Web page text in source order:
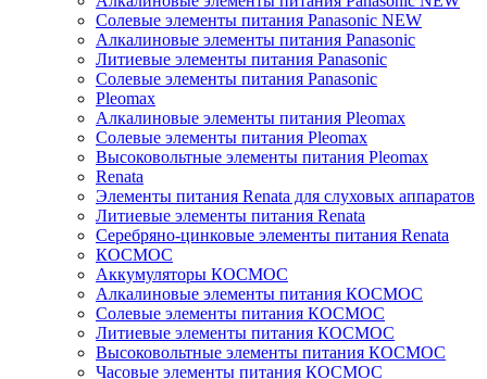
Солевые элементы питания Panasonic NEW
Алкалиновые элементы питания Panasonic
Литиевые элементы питания Panasonic
Солевые элементы питания Panasonic
Pleomax
Алкалиновые элементы питания Pleomax
Солевые элементы питания Pleomax
Высоковольтные элементы питания Pleomax
Renata
Элементы питания Renata для слуховых аппаратов
Литиевые элементы питания Renata
Серебряно-цинковые элементы питания Renata
КОСМОС
Аккумуляторы КОСМОС
Алкалиновые элементы питания КОСМОС
Солевые элементы питания КОСМОС
Литиевые элементы питания КОСМОС
Высоковольтные элементы питания КОСМОС
Часовые элементы питания КОСМОС